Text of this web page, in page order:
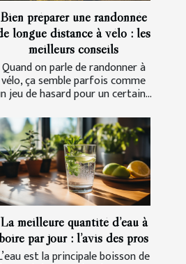
Bien préparer une randonnée
longue distance à vélo : les
meilleurs conseils
Quand on parle de randonner à
vélo, ça semble parfois comme
jeu de hasard pour un certain...
La meilleure quantité d’eau à
par jour : l’avis des pros
est la principale boisson de